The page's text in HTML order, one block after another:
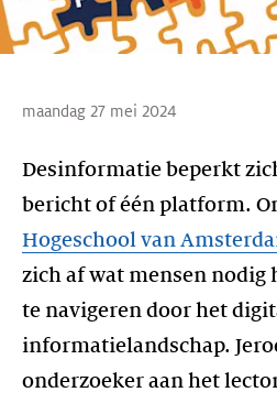
maandag 27 mei 2024
Desinformatie beperkt
bericht of één platform.
Hogeschool van
zich af wat mensen nodig
te navigeren door het
informatielandschap.
onderzoeker aan het